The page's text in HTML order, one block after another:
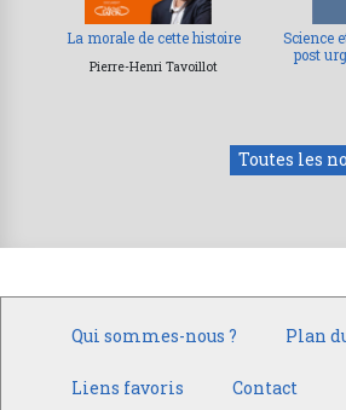
La morale de cette histoire
Pierre-Henri Tavoillot
Science
post
Toutes les
Qui sommes-nous ? Plan
Liens favoris Contact